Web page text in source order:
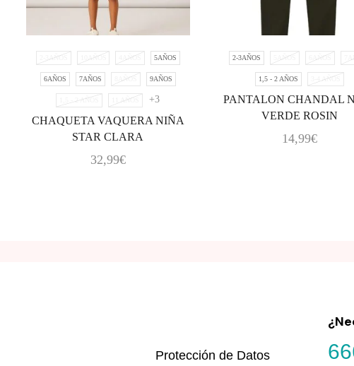
2-3AÑOS 10AÑOS 4AÑOS 5AÑOS
6AÑOS 7AÑOS 8AÑOS 9AÑOS
1,5 - 2 AÑOS 11 AÑOS +3
CHAQUETA VAQUERA NIÑA
STAR CLARA
32,99€
2-3AÑOS 5AÑOS 6AÑOS
1,5 - 2 AÑOS 3-4 AÑOS
PANTALON CHANDAL
VERDE ROSIN
14,99€
Protección de Datos